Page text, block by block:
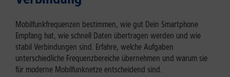
Mobilfunkfrequenzen bestimmen, wie gut Dein Smartphone
Empfang hat, wie schnell Daten übertragen werden und wie
stabil Verbindungen sind. Erfahre, welche Aufgaben
unterschiedliche Frequenzbereiche übernehmen und warum sie
für moderne Mobilfunknetze entscheidend sind.